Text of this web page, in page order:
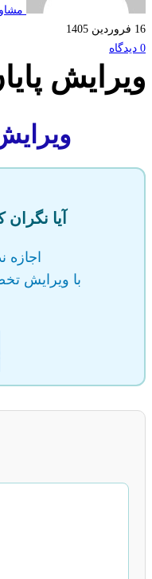
نمونه
کار
در
16 فروردین 1405
0 دیدگاه
ویرایش
آیا
اجازه
با ویرایش